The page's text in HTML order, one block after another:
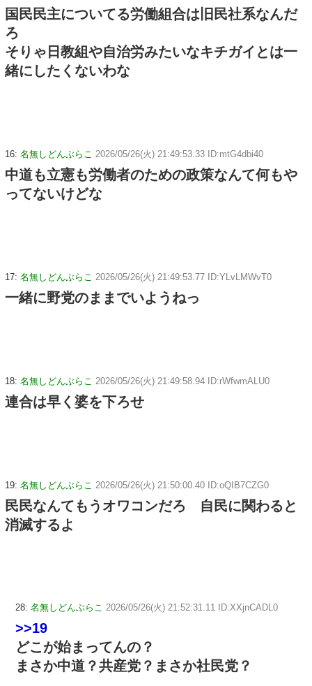
国民民主についてる労働組合は旧民社系なんだ
ろ
そりゃ日教組や自治労みたいなキチガイとは一
緒にしたくないわな
16: 名無しどんぶらこ 2026/05/26(火) 21:49:53.33 ID:mtG4dbi40
中道も立憲も労働者のための政策なんて何もや
ってないけどな
17: 名無しどんぶらこ 2026/05/26(火) 21:49:53.77 ID:YLvLMWvT0
一緒に野党のままでいようねっ
18: 名無しどんぶらこ 2026/05/26(火) 21:49:58.94 ID:rWfwmALU0
連合は早く婆を下ろせ
19: 名無しどんぶらこ 2026/05/26(火) 21:50:00.40 ID:oQIB7CZG0
民民なんてもうオワコンだろ 自民に関わると
消滅するよ
28: 名無しどんぶらこ 2026/05/26(火) 21:52:31.11 ID:XXjnCADL0
>>19
どこが始まってんの？
まさか中道？共産党？まさか社民党？